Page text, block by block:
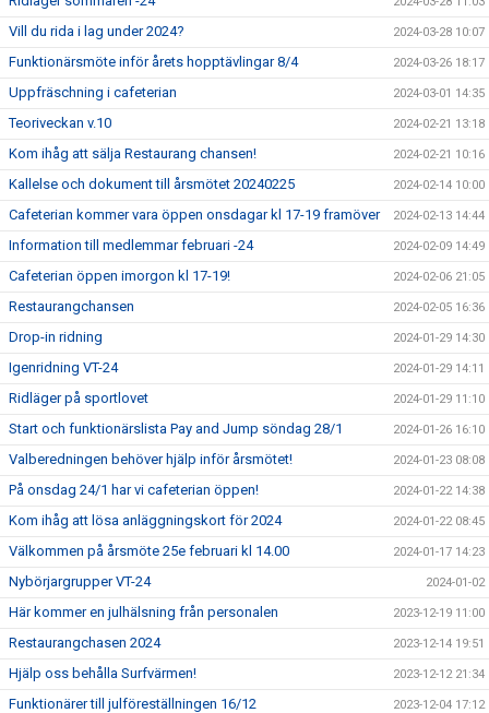
Vill du rida i lag under 2024? 2024-03-28 10:07
Funktionärsmöte inför årets hopptävlingar 8/4 2024-03-26 18:17
Uppfräschning i cafeterian 2024-03-01 14:35
Teoriveckan v.10 2024-02-21 13:18
Kom ihåg att sälja Restaurang chansen! 2024-02-21 10:16
Kallelse och dokument till årsmötet 20240225 2024-02-14 10:00
Cafeterian kommer vara öppen onsdagar kl 17-19 framöver 2024-02-13 14:44
Information till medlemmar februari -24 2024-02-09 14:49
Cafeterian öppen imorgon kl 17-19! 2024-02-06 21:05
Restaurangchansen 2024-02-05 16:36
Drop-in ridning 2024-01-29 14:30
Igenridning VT-24 2024-01-29 14:11
Ridläger på sportlovet 2024-01-29 11:10
Start och funktionärslista Pay and Jump söndag 28/1 2024-01-26 16:10
Valberedningen behöver hjälp inför årsmötet! 2024-01-23 08:08
På onsdag 24/1 har vi cafeterian öppen! 2024-01-22 14:38
Kom ihåg att lösa anläggningskort för 2024 2024-01-22 08:45
Välkommen på årsmöte 25e februari kl 14.00 2024-01-17 14:23
Nybörjargrupper VT-24 2024-01-02
Här kommer en julhälsning från personalen 2023-12-19 11:00
Restaurangchasen 2024 2023-12-14 19:51
Hjälp oss behålla Surfvärmen! 2023-12-12 21:34
Funktionärer till julföreställningen 16/12 2023-12-04 17:12